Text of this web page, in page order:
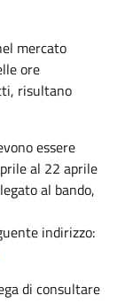
mercato
ore
risultano
essere
al 22 aprile
al bando,
indirizzo:
di consultare